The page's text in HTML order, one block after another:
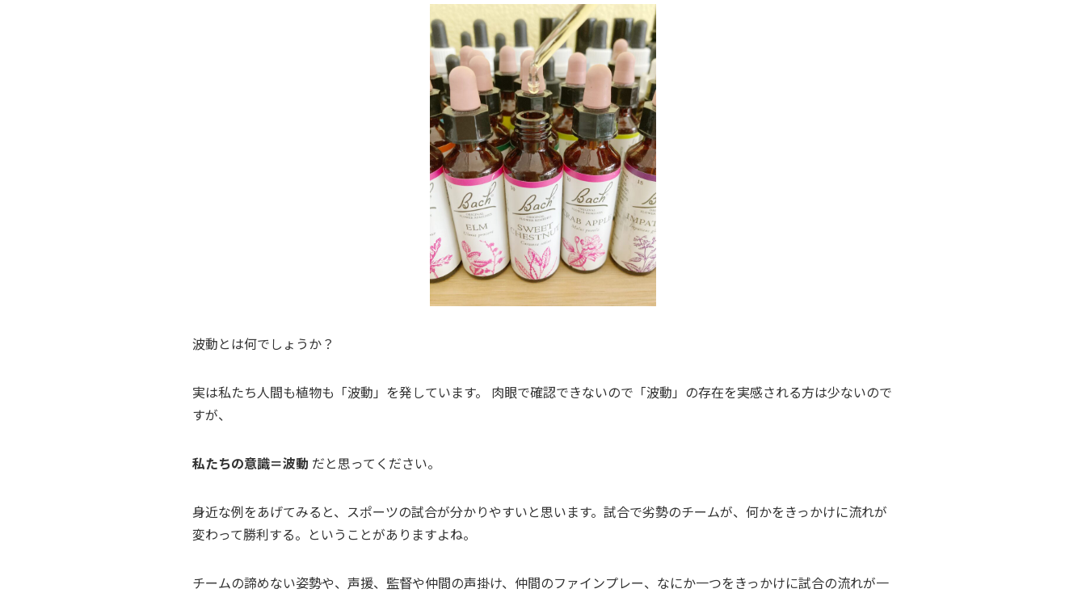
波動とは何でしょうか？
実は私たち人間も植物も「波動」を発しています。 肉眼で確認できないので「波動」の存在を実感される方は少ないので
すが、
私たちの意識＝波動 だと思ってください。
身近な例をあげてみると、スポーツの試合が分かりやすいと思います。試合で劣勢のチームが、何かをきっかけに流れが
変わって勝利する。ということがありますよね。
チームの諦めない姿勢や、声援、監督や仲間の声掛け、仲間のファインプレー、なにか一つをきっかけに試合の流れが一